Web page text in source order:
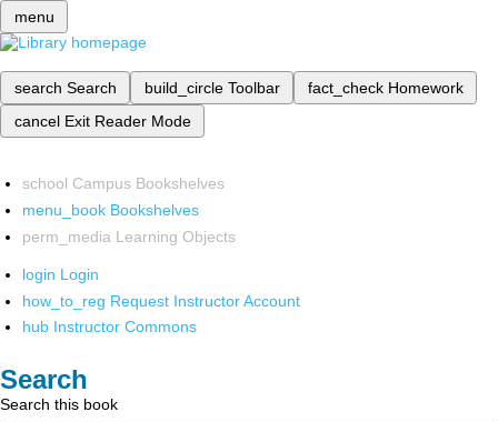
menu
search Search build_circle Toolbar fact_check Homework
cancel Exit Reader Mode
school Campus Bookshelves
menu_book Bookshelves
perm_media Learning Objects
login Login
how_to_reg Request Instructor Account
hub Instructor Commons
Search
Search this book